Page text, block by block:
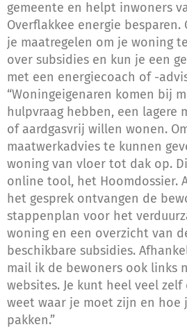
gemeente en helpt inwoners
Overflakkee energie besparen.
je maatregelen om je woning
over subsidies en kun je een
met een energiecoach of -
“Woningeigenaren komen bij
hulpvraag hebben, een lagere
of aardgasvrij willen wonen.
maatwerkadvies te kunnen
woning van vloer tot dak op.
online tool, het Hoomdossier.
het gesprek ontvangen de
stappenplan voor het
woning en een overzicht van
beschikbare subsidies.
mail ik de bewoners ook links
websites. Je kunt heel veel
weet waar je moet zijn en hoe
pakken.”